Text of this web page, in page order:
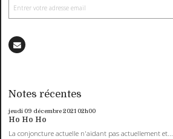
Notes récentes
jeudi 09 décembre 2021 02h00
Ho Ho Ho
La conjoncture actuelle n'aidant pas actuellement et...